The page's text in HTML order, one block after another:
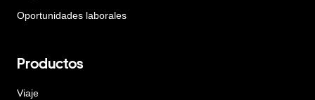
Oportunidades laborales
Productos
Viaje